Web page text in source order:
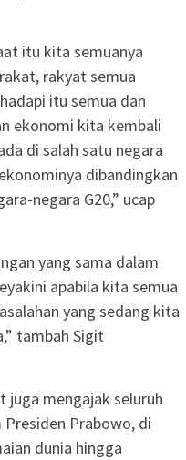
itu kita semuanya
rakyat semua
itu semua dan
ekonomi kita kembali
di salah satu negara
dibandingkan
negara G20,” ucap
yang sama dalam
apabila kita semua
yang sedang kita
tambah Sigit
juga mengajak seluruh
Prabowo, di
dunia hingga